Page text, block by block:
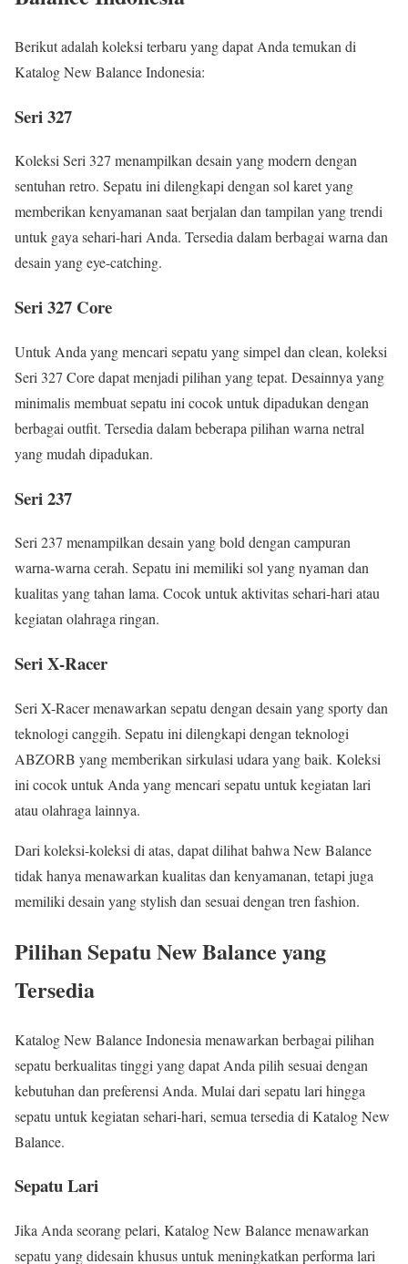
Berikut adalah koleksi terbaru yang dapat Anda temukan di
Katalog New Balance Indonesia:
Seri 327
Koleksi Seri 327 menampilkan desain yang modern dengan
sentuhan retro. Sepatu ini dilengkapi dengan sol karet yang
memberikan kenyamanan saat berjalan dan tampilan yang trendi
untuk gaya sehari-hari Anda. Tersedia dalam berbagai warna dan
desain yang eye-catching.
Seri 327 Core
Untuk Anda yang mencari sepatu yang simpel dan clean, koleksi
Seri 327 Core dapat menjadi pilihan yang tepat. Desainnya yang
minimalis membuat sepatu ini cocok untuk dipadukan dengan
berbagai outfit. Tersedia dalam beberapa pilihan warna netral
yang mudah dipadukan.
Seri 237
Seri 237 menampilkan desain yang bold dengan campuran
warna-warna cerah. Sepatu ini memiliki sol yang nyaman dan
kualitas yang tahan lama. Cocok untuk aktivitas sehari-hari atau
kegiatan olahraga ringan.
Seri X-Racer
Seri X-Racer menawarkan sepatu dengan desain yang sporty dan
teknologi canggih. Sepatu ini dilengkapi dengan teknologi
ABZORB yang memberikan sirkulasi udara yang baik. Koleksi
ini cocok untuk Anda yang mencari sepatu untuk kegiatan lari
atau olahraga lainnya.
Dari koleksi-koleksi di atas, dapat dilihat bahwa New Balance
tidak hanya menawarkan kualitas dan kenyamanan, tetapi juga
memiliki desain yang stylish dan sesuai dengan tren fashion.
Pilihan Sepatu New Balance yang
Tersedia
Katalog New Balance Indonesia menawarkan berbagai pilihan
sepatu berkualitas tinggi yang dapat Anda pilih sesuai dengan
kebutuhan dan preferensi Anda. Mulai dari sepatu lari hingga
sepatu untuk kegiatan sehari-hari, semua tersedia di Katalog New
Balance.
Sepatu Lari
Jika Anda seorang pelari, Katalog New Balance menawarkan
sepatu yang didesain khusus untuk meningkatkan performa lari